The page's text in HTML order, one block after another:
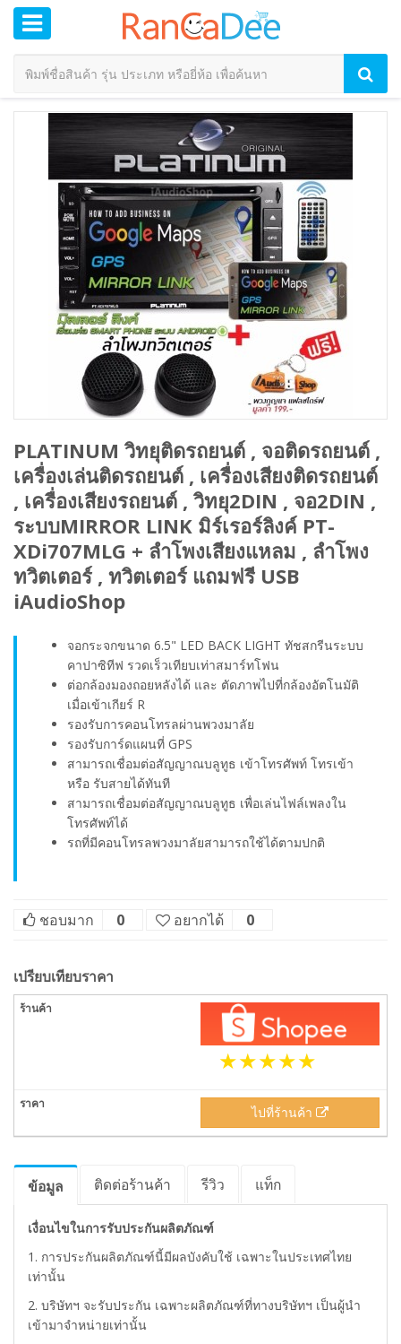
PLATINUM วิทยุติดรถยนต์ , จอติดรถยนต์ ,
เครื่องเล่นติดรถยนต์ , เครื่องเสียงติดรถยนต์
, เครื่องเสียงรถยนต์ , วิทยุ2DIN , จอ2DIN ,
ระบบMIRROR LINK มิร์เรอร์ลิงค์ PT-
XDi707MLG + ลำโพงเสียงแหลม , ลำโพง
ทวิตเตอร์ , ทวิตเตอร์ แถมฟรี USB
iAudioShop
จอกระจกขนาด 6.5" LED BACK LIGHT ทัชสกรีนระบบ
คาปาซิทีฟ รวดเร็วเทียบเท่าสมาร์ทโฟน
ต่อกล้องมองถอยหลังได้ และ ตัดภาพไปที่กล้องอัตโนมัติ
เมื่อเข้าเกียร์ R
รองรับการคอนโทรลผ่านพวงมาลัย
รองรับการ์ดแผนที่ GPS
สามารถเชื่อมต่อสัญญาณบลูทูธ เข้าโทรศัพท์ โทรเข้า
หรือ รับสายได้ทันที
สามารถเชื่อมต่อสัญญาณบลูทูธ เพื่อเล่นไฟล์เพลงใน
โทรศัพท์ได้
รถที่มีคอนโทรลพวงมาลัยสามารถใช้ได้ตามปกติ
ชอบมาก 0 อยากได้ 0
เปรียบเทียบราคา
ไปที่ร้านค้า
ข้อมูล ติดต่อร้านค้า รีวิว แท็ก
เงื่อนไขในการรับประกันผลิตภัณฑ์
1. การประกันผลิตภัณฑ์นี้มีผลบังคับใช้ เฉพาะในประเทศไทย
เท่านั้น
2. บริษัทฯ จะรับประกัน เฉพาะผลิตภัณฑ์ที่ทางบริษัทฯ เป็นผู้นำ
เข้ามาจำหน่ายเท่านั้น